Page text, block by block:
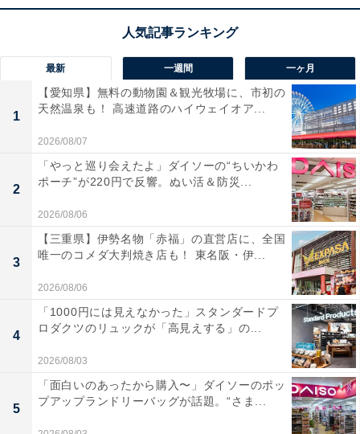
最新 一週間 一ヶ月
1
【愛知県】無料の動物園＆観光牧場に、市初の
天然温泉も！ 高速道路のハイウェイオア...
2026/08/07
2
「やっと巡り会えたよ」ダイソーの“ちいかわ
ポーチ”が220円で反響。ぬい活＆防災...
2026/08/06
3
【三重県】伊勢名物「赤福」の直営店に、全国
唯一のコメダ大判焼き店も！ 東名阪・伊...
2026/08/06
4
「1000円には見えなかった」スタンダードプ
ロダクツのリュックが「高見えする」の...
2026/08/03
5
「面白いのあったから購入〜」ダイソーのポッ
プアップランドリーバッグが話題。“さま...